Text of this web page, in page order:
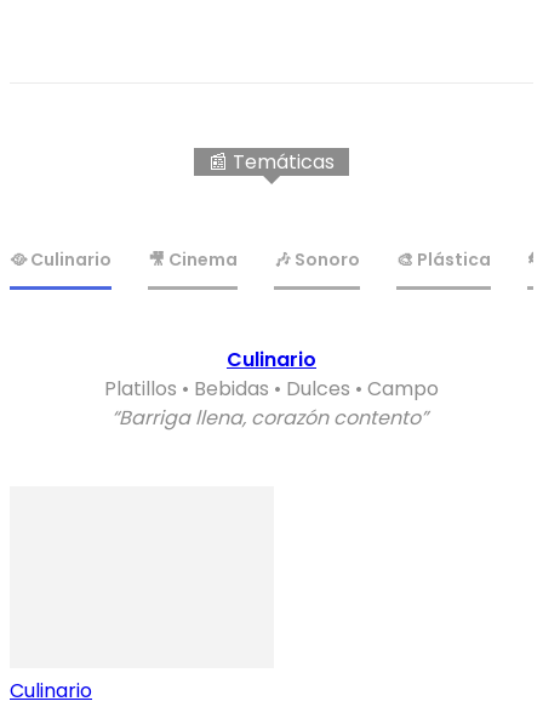
📰 Temáticas
🥘 Culinario 🎥 Cinema 🎶 Sonoro 🎨 Plástica
Culinario
Platillos • Bebidas • Dulces • Campo
“Barriga llena, corazón contento”
Culinario